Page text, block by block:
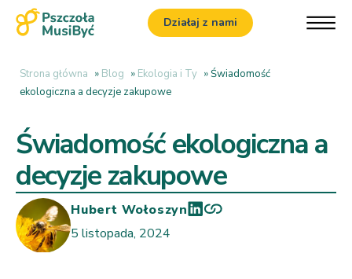
Działaj z nami
Strona główna » Blog » Ekologia i Ty »Świadomość
ekologiczna a decyzje zakupowe
Świadomość ekologiczna a
decyzje zakupowe
Hubert Wołoszyn
5 listopada, 2024